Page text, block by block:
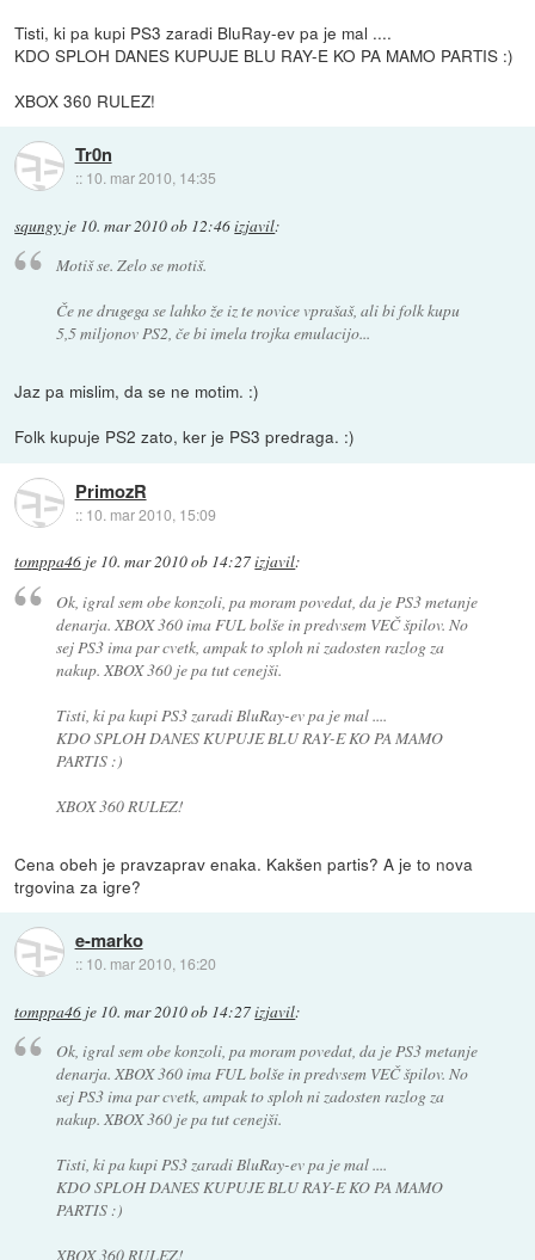
Tisti, ki pa kupi PS3 zaradi BluRay-ev pa je mal ....
KDO SPLOH DANES KUPUJE BLU RAY-E KO PA MAMO PARTIS :)
XBOX 360 RULEZ!
Tr0n
:: 10. mar 2010, 14:35
squngy je 10. mar 2010 ob 12:46izjavil:
Motiš se. Zelo se motiš.
Če ne drugega se lahko že iz te novice vprašaš, ali bi folk kupu
5,5 miljonov PS2, če bi imela trojka emulacijo...
Jaz pa mislim, da se ne motim. :)
Folk kupuje PS2 zato, ker je PS3 predraga. :)
PrimozR
:: 10. mar 2010, 15:09
tomppa46 je 10. mar 2010 ob 14:27izjavil:
Ok, igral sem obe konzoli, pa moram povedat, da je PS3 metanje
denarja. XBOX 360 ima FUL bolše in predvsem VEČ špilov. No
sej PS3 ima par cvetk, ampak to sploh ni zadosten razlog za
nakup. XBOX 360 je pa tut cenejši.
Tisti, ki pa kupi PS3 zaradi BluRay-ev pa je mal ....
KDO SPLOH DANES KUPUJE BLU RAY-E KO PA MAMO
PARTIS :)
XBOX 360 RULEZ!
Cena obeh je pravzaprav enaka. Kakšen partis? A je to nova
trgovina za igre?
e-marko
:: 10. mar 2010, 16:20
tomppa46 je 10. mar 2010 ob 14:27izjavil:
Ok, igral sem obe konzoli, pa moram povedat, da je PS3 metanje
denarja. XBOX 360 ima FUL bolše in predvsem VEČ špilov. No
sej PS3 ima par cvetk, ampak to sploh ni zadosten razlog za
nakup. XBOX 360 je pa tut cenejši.
Tisti, ki pa kupi PS3 zaradi BluRay-ev pa je mal ....
KDO SPLOH DANES KUPUJE BLU RAY-E KO PA MAMO
PARTIS :)
XBOX 360 RULEZ!